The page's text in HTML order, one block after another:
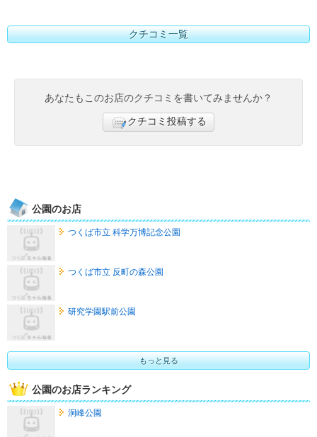
クチコミ一覧
あなたもこのお店のクチコミを書いてみませんか？
クチコミ投稿する
公園のお店
つくば市立 科学万博記念公園
つくば市立 反町の森公園
研究学園駅前公園
もっと見る
公園のお店ランキング
洞峰公園